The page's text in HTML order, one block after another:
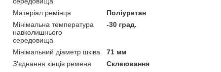
Матеріал ремінця
Поліуретан
Мінімальна температура
навколишнього
середовища
-30 град.
Мінімальний діаметр шківа
71 мм
З'єднання кінців ременя
Склеювання